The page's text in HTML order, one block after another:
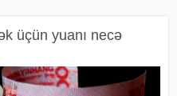
üçün yuanı necə